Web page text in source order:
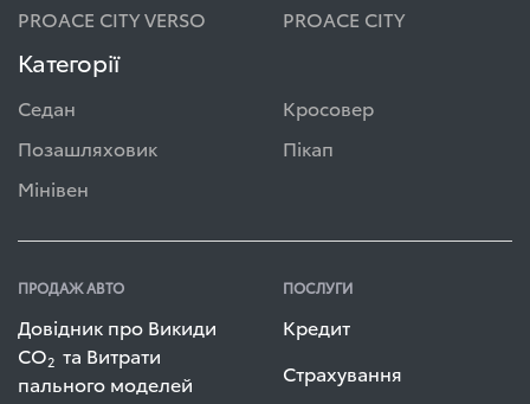
PROACE CITY VERSO
PROACE CITY
Категорії
Седан
Кросовер
Позашляховик
Пікап
Мінівен
ПРОДАЖ АВТО
Довідник про Викиди
СО2 та Витрати
пального моделей
ПОСЛУГИ
Кредит
Страхування